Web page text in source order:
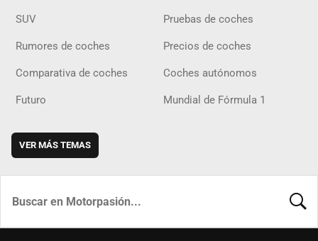
SUV Pruebas de coches
Rumores de coches Precios de coches
Comparativa de coches Coches autónomos
Futuro Mundial de Fórmula 1
VER MÁS TEMAS